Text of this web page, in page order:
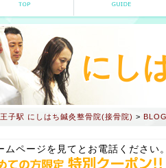
にし
子駅 にしはち鍼灸整骨院(接骨院) > BLOG
ムページを見てとお電話ください。